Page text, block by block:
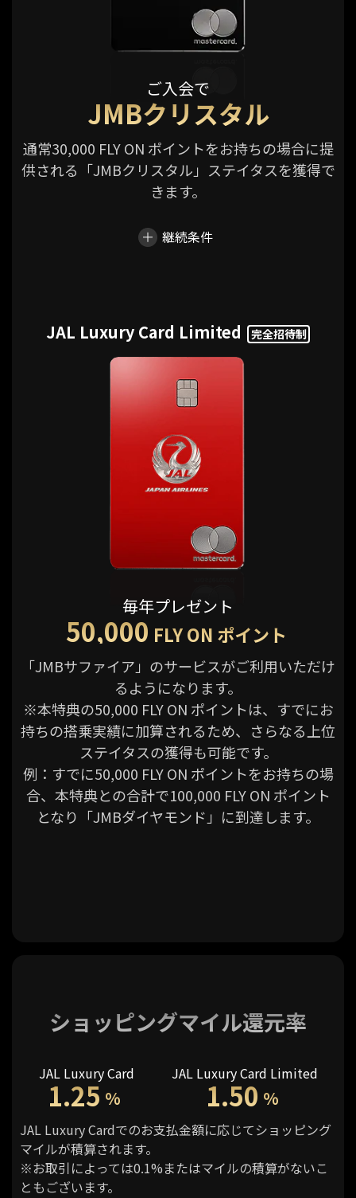
ご入会で
JMBクリスタル
通常30,000 FLY ON ポイントをお持ちの場合に提
供される「JMBクリスタル」ステイタスを獲得で
きます。
継続条件
JAL Luxury Card Limited 完全招待制
毎年プレゼント
50,000 FLY ON ポイント
「JMBサファイア」のサービスがご利用いただけ
るようになります。
※本特典の50,000 FLY ON ポイントは、すでにお
持ちの搭乗実績に加算されるため、さらなる上位
ステイタスの獲得も可能です。
例：すでに50,000 FLY ON ポイントをお持ちの場
合、本特典との合計で100,000 FLY ON ポイント
となり「JMBダイヤモンド」に到達します。
ショッピングマイル還元率
JAL Luxury Card
1.25 %
JAL Luxury Card Limited
1.50 %
JAL Luxury Cardでのお支払金額に応じてショッピング
マイルが積算されます。
※お取引によっては0.1%またはマイルの積算がないこ
ともございます。